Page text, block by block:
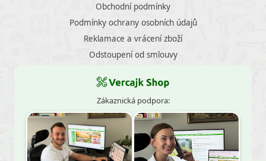
Obchodní podmínky
Podmínky ochrany osobních údajů
Reklamace a vrácení zboží
Odstoupení od smlouvy
Zákaznická podpora: